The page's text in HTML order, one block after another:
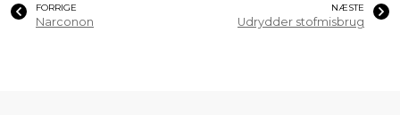
FORRIGE
Narconon
NÆSTE
Udrydder stofmisbrug